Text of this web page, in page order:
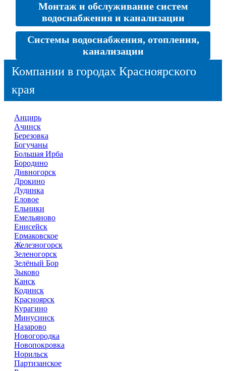
Монтаж и обслуживание систем
водоснабжения и канализации
Системы водоснабжения, отопления,
канализации
Компании в городах Красноярского
края
Анцирь
Ачинск
Березовка
Богучаны
Большая Ирба
Бородино
Дивногорск
Дрокино
Дудинка
Еловое
Ельники
Емельяново
Енисейск
Ермаковское
Железногорск
Зеленогорск
Зелёный Бор
Зыково
Канск
Кодинск
Красноярск
Курагино
Минусинск
Назарово
Новогородка
Новопокровка
Норильск
Партизанское